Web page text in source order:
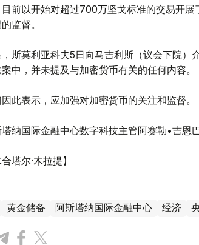
前以开始对超过700万坚戈标准的交易开
监督。
斯莫利亚科夫5日向马吉利斯（议会下院）
中，并未提及与加密货币有关的任何内容。
此表示，应加强对加密货币的关注和监督。
纳国际金融中心数字科技主管阿赛勒•吉恩
合塔尔·木拉提】
黄金储备 阿斯塔纳国际金融中心 经济